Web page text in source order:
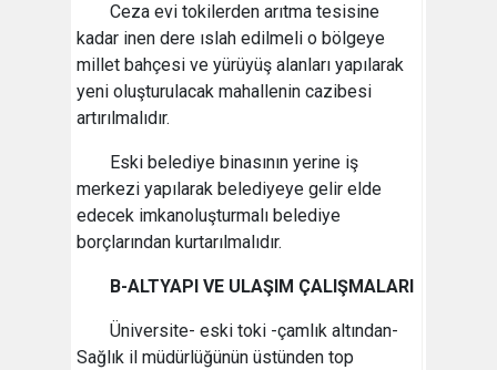
Ceza evi tokilerden arıtma tesisine
kadar inen dere ıslah edilmeli o bölgeye
millet bahçesi ve yürüyüş alanları yapılarak
yeni oluşturulacak mahallenin cazibesi
artırılmalıdır.
Eski belediye binasının yerine iş
merkezi yapılarak belediyeye gelir elde
edecek imkanoluşturmalı belediye
borçlarından kurtarılmalıdır.
B-ALTYAPI VE ULAŞIM ÇALIŞMALARI
Üniversite- eski toki -çamlık altından-
Sağlık il müdürlüğünün üstünden top